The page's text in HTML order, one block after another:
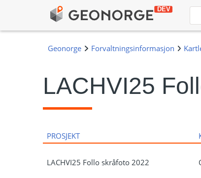
LACHVI25
PROSJEKT
LACHVI25 Follo skråfoto 2022